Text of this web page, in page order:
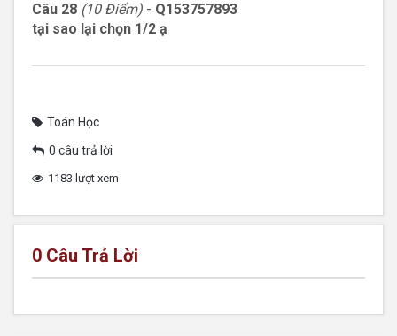
Câu 28 (10 Điểm) - Q153757893
tại sao lại chọn 1/2 ạ
Toán Học
0 câu trả lời
1183 lượt xem
0 Câu Trả Lời